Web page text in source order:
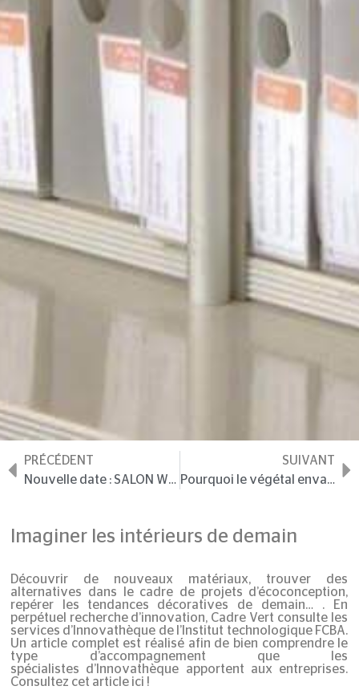
PRÉCÉDENT
Nouvelle date : SALON WORKSPACE EXPO
SUIVANT
Pourquoi le végétal envahit le bureau ?
Imaginer les intérieurs de demain
Découvrir de nouveaux matériaux, trouver des
alternatives dans le cadre de projets d’écoconception,
repérer les tendances décoratives de demain… . En
perpétuel recherche d’innovation, Cadre Vert consulte les
services d’Innovathèque de l’Institut technologique FCBA.
Un article complet est réalisé afin de bien comprendre le
type d’accompagnement que les
spécialistes d’Innovathèque apportent aux entreprises.
Consultez cet article ici !